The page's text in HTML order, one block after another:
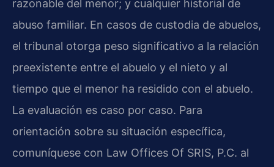
razonable del menor; y cualquier historial de
abuso familiar. En casos de custodia de abuelos,
el tribunal otorga peso significativo a la relación
preexistente entre el abuelo y el nieto y al
tiempo que el menor ha residido con el abuelo.
La evaluación es caso por caso. Para
orientación sobre su situación específica,
comuníquese con Law Offices Of SRIS, P.C. al